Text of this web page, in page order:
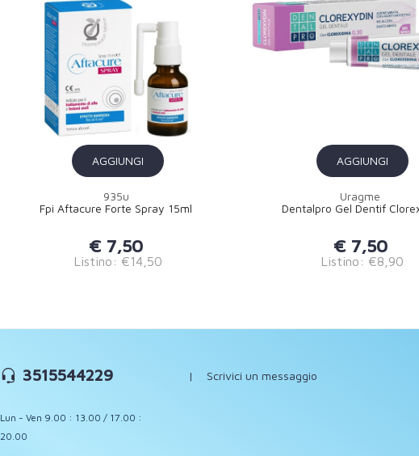
AGGIUNGI
935u
Fpi Aftacure Forte Spray 15ml
€ 7,50
Listino: €14,50
AGGIUNGI
Uragme
Dentalpro Gel Dentif
€ 7,50
Listino: €8,90
3515544229
Lun - Ven 9.00 : 13.00 / 17.00 :
20.00
| Scrivici un messaggio